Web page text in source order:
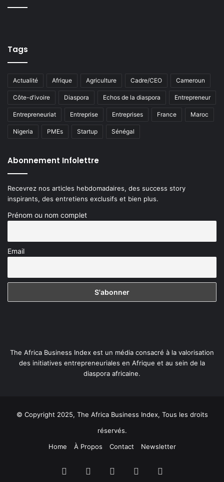
Tags
Actualité Afrique Agriculture Cadre/CEO Cameroun
Côte-d'ivoire Diaspora Echos de la diaspora Entrepreneur
Entrepreneuriat Entreprise Entreprises France Maroc
Nigeria PMEs Startup Sénégal
Abonnement Infolettre
Recevrez nos articles hebdomadaires, des success story
inspirants, des entretiens exclusifs et bien plus.
Prénom ou nom complet
Email
The Africa Business Index est un média consacré à la valorisation
des initiatives entrepreneuriales en Afrique et au sein de la
diaspora africaine.
© Copyright 2025, The Africa Business Index, Tous les droits
réservés.
Home
À Propos Contact Newsletter
Facebook LinkedinYouTube